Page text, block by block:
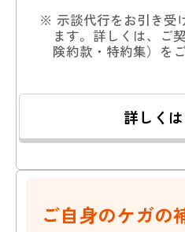
※ 示談代行をお引き受
ます。詳しくは、ご
険約款・特約集）を
詳しく
ご自身のケガの